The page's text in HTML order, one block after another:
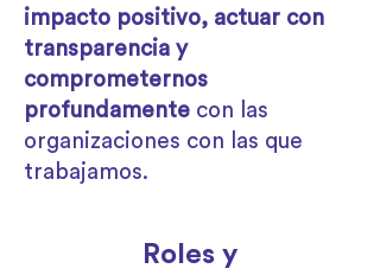
impacto positivo, actuar con
transparencia y
comprometernos
profundamente con las
organizaciones con las que
trabajamos.
Roles y